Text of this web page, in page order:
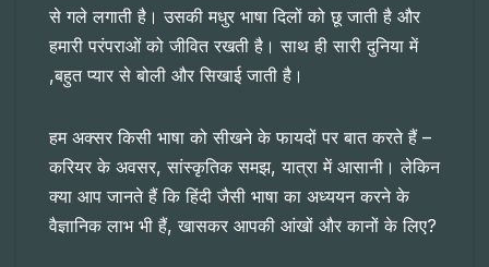
से गले लगाती है। उसकी मधुर भाषा दिलों को छू जाती है और
हमारी परंपराओं को जीवित रखती है। साथ ही सारी दुनिया में
,बहुत प्यार से बोली और सिखाई जाती है।
हम अक्सर किसी भाषा को सीखने के फायदों पर बात करते हैं –
करियर के अवसर, सांस्कृतिक समझ, यात्रा में आसानी। लेकिन
क्या आप जानते हैं कि हिंदी जैसी भाषा का अध्ययन करने के
वैज्ञानिक लाभ भी हैं, खासकर आपकी आंखों और कानों के लिए?